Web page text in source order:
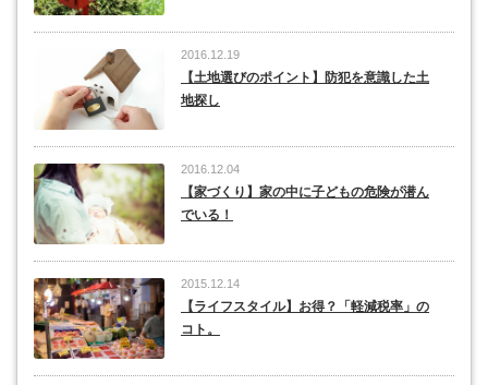
2016.12.19
【土地選びのポイント】防犯を意識した土
地探し
2016.12.04
【家づくり】家の中に子どもの危険が潜ん
でいる！
2015.12.14
【ライフスタイル】お得？「軽減税率」の
コト。